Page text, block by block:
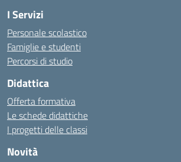
I Servizi
Personale scolastico
Famiglie e studenti
Percorsi di studio
Didattica
Offerta formativa
Le schede didattiche
I progetti delle classi
Novità